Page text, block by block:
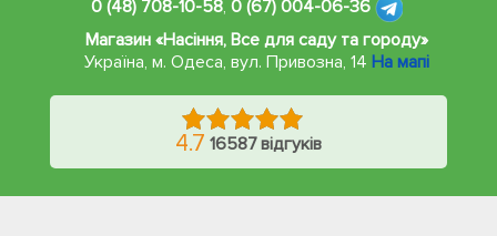
0 (48) 708-10-58, 0 (67) 004-06-36
Магазин «Насіння, Все для саду та городу»
Україна, м. Одеса,вул. Привозна, 14 На мапі
4.7 16587 відгуків